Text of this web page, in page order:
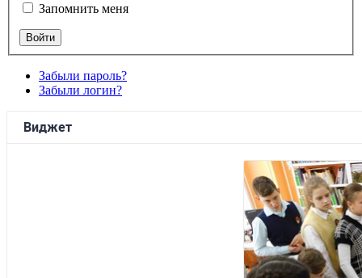
Запомнить меня
Забыли пароль?
Забыли логин?